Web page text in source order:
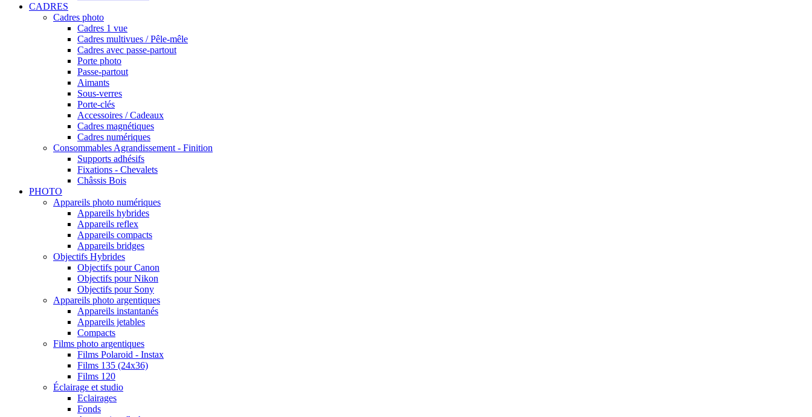
CADRES
Cadres photo
Cadres 1 vue
Cadres multivues / Pêle-mêle
Cadres avec passe-partout
Porte photo
Passe-partout
Aimants
Sous-verres
Porte-clés
Accessoires / Cadeaux
Cadres magnétiques
Cadres numériques
Consommables Agrandissement - Finition
Supports adhésifs
Fixations - Chevalets
Châssis Bois
PHOTO
Appareils photo numériques
Appareils hybrides
Appareils reflex
Appareils compacts
Appareils bridges
Objectifs Hybrides
Objectifs pour Canon
Objectifs pour Nikon
Objectifs pour Sony
Appareils photo argentiques
Appareils instantanés
Appareils jetables
Compacts
Films photo argentiques
Films Polaroid - Instax
Films 135 (24x36)
Films 120
Éclairage et studio
Eclairages
Fonds